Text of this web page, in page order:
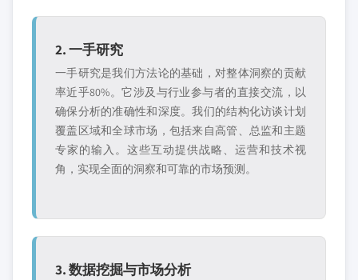
2. 一手研究
一手研究是我们方法论的基础，对整体洞察的贡献
率近乎80%。它涉及与行业参与者的直接交流，以
确保分析的准确性和深度。我们的结构化访谈计划
覆盖区域和全球市场，包括来自高管、总监和主题
专家的输入。这些互动提供战略、运营和技术视
角，实现全面的洞察和可靠的市场预测。
3. 数据挖掘与市场分析